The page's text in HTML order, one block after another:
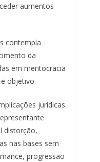
aumentos
contempla
da
em meritocracia
objetivo.
jurídicas
distorção,
nas bases sem
progressão